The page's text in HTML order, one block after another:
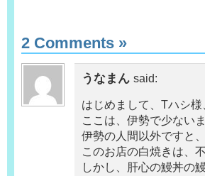
2 Comments »
うなまん said:
はじめまして、Tハシ
ここは、伊勢で少ない
伊勢の人間以外ですと
このお店の白焼きは、
しかし、肝心の鰻丼の